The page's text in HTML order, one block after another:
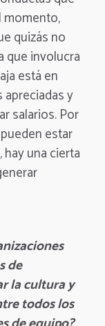
momento,
quizás no
que involucra
está en
y
salarios. Por
estar
una cierta
de
la cultura y
todos los